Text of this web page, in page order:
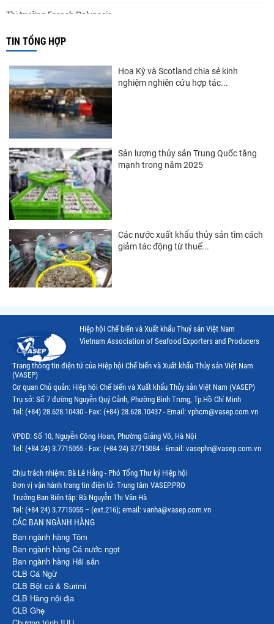
Thị trường French Polynesia
Thị trường Trung Quốc
Thị trường New Zealand
Thị trường Đài Loan
Thị trường Hàn Quốc
Thị trường Mỹ
Thị trường EU
Thị trường Nhật Bản
Thị trường Việt Nam
TIN TỔNG HỢP
Hoa Kỳ và Scotland chia sẻ kinh
nghiệm nghiên cứu hợp tác...
Sản lượng thủy sản Trung Quốc tăng
mạnh trong năm 2025
Các nước xuất khẩu thủy sản tìm cách
giảm tác động từ thuế...
Hiệp hội Chế biến và Xuất khẩu Thuỷ sản Việt Nam
Vietnam Association of Seafood Exporters and Producers
Trang thông tin điện tử của Hiệp hội Chế biến và Xuất khẩu Thủy sản Việt Nam
(VASEP)
Cơ quan Chủ quản: Hiệp hội Chế biến và Xuất khẩu Thủy sản Việt Nam (VASEP)
Trụ sở: Số 7 đường Nguyễn Quý Cảnh, Phường Bình Trưng, Tp.Hồ Chí Minh
Tel: (+84) 28.628.10430 - Fax: (+84) 28.628.10437 - Email: vphcm@vasep.com.vn
VPĐD: Số 10, Nguyễn Công Hoan, Phường Giảng Võ, Hà Nội
Tel: (+84 24) 3.7715055 - Fax: (+84 24) 37715084 - Email: vasephn@vasep.com.vn
Chịu trách nhiệm: Bà Lê Hằng - Phó Tổng Thư ký Hiệp hội
Đơn vị vận hành trang tin điện tử: Trung tâm VASEP.PRO
Trưởng Ban Biên tập: Bà Nguyễn Thị Vân Hà
Tel: (+84 24) 3.7715055 – (ext.216); email: vanha@vasep.com.vn
CÁC BAN NGÀNH HÀNG
Ban ngành hàng Tôm
Ban ngành hàng Cá nước ngọt
Ban ngành hàng Hải sản
CLB Cá Ngừ
CLB Bột cá & Surimi
CLB Hàng nội địa
CLB Ghẹ